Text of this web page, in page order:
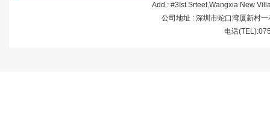
Add : #3Ist Srteet,Wangxia New
公司地址 : 深圳市蛇口湾厦新村
电话